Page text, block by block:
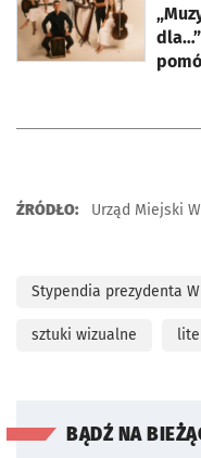
ŹRÓDŁO: Urząd Miejski
Stypendia prezydenta
sztuki wizualne
BĄDŹ NA